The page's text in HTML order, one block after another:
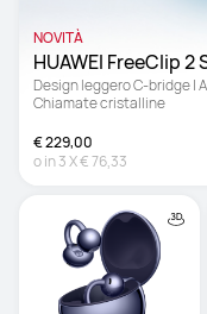
NOVITÀ
Design leggero C-bridge |
Chiamate cristalline
€ 229,00
o in3X€ 76,33